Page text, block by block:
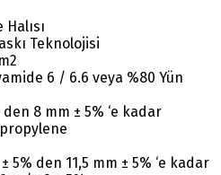
Teknolojisi
6 / 6.6 veya %80 Yün
8 mm ± 5% ‘e kadar
5% den 11,5 mm ± 5% ‘e kadar